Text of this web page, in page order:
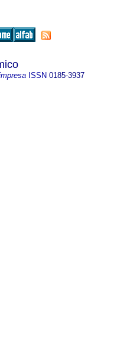
ISSN 0185-3937